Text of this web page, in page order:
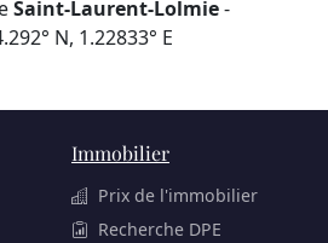
Saint-Laurent-Lolmie-
N, 1.22833° E
Immobilier
Prix de l'immobilier
Recherche DPE